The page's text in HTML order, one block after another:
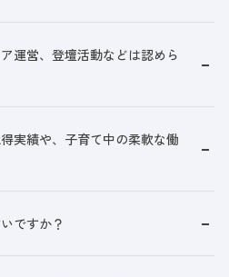
運営、登壇活動などは認めら
実績や、子育て中の柔軟な働
ですか？